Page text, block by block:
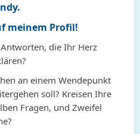
meinem Profil!
die Ihr Herz
an einem Wendepunkt
soll? Kreisen Ihre
Fragen, und Zweifel